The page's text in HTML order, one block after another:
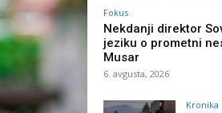
Fokus
Nekdanji direktor
jeziku o prometni
Musar
6. avgusta, 2026
Kronika